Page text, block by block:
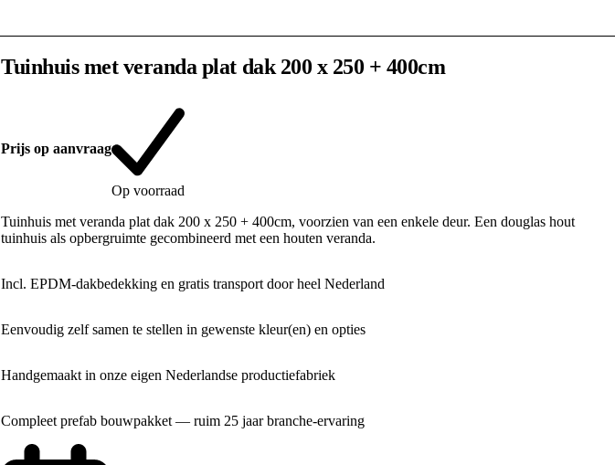
Tuinhuis met veranda plat dak 200 x 250 + 400cm
Prijs op aanvraag
Op voorraad
Tuinhuis met veranda plat dak 200 x 250 + 400cm, voorzien van een enkele deur. Een douglas hout
tuinhuis als opbergruimte gecombineerd met een houten veranda.
Incl. EPDM-dakbedekking en gratis transport door heel Nederland
Eenvoudig zelf samen te stellen in gewenste kleur(en) en opties
Handgemaakt in onze eigen Nederlandse productiefabriek
Compleet prefab bouwpakket — ruim 25 jaar branche-ervaring